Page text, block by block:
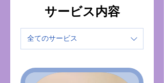
サービス内容
全てのサービス